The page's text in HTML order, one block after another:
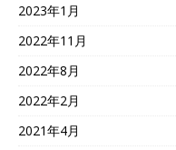
2023年1月
2022年11月
2022年8月
2022年2月
2021年4月